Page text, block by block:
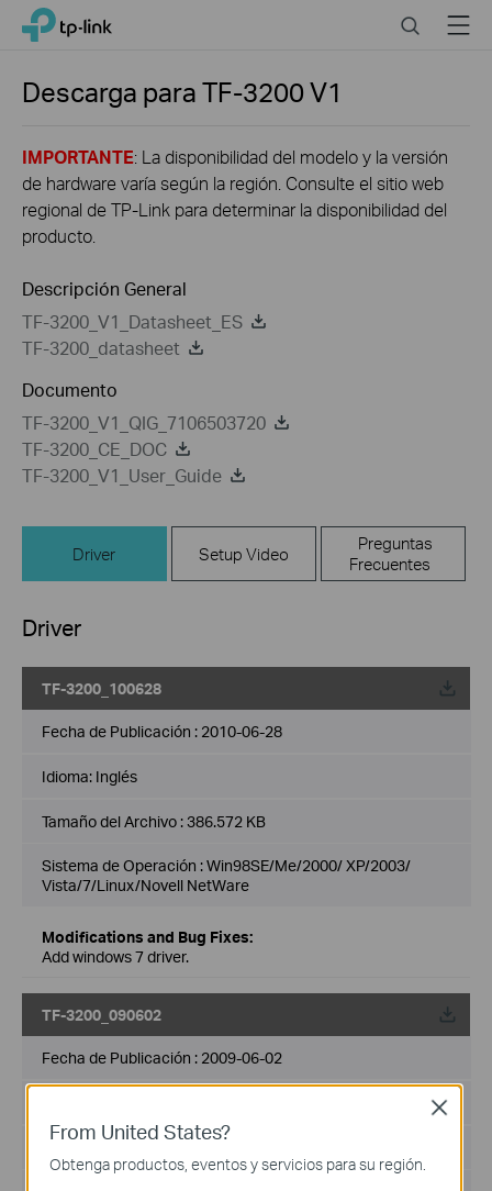
Click
navigation
TP-Link, Reliably Smart SearchMenu
Descarga paraTF-3200V1
IMPORTANTE: La disponibilidad del modelo y la versión
de hardware varía según la región. Consulte el sitio web
regional de TP-Link para determinar la disponibilidad del
producto.
Descripción General
TF-3200_V1_Datasheet_ES
TF-3200_datasheet
Documento
TF-3200_V1_QIG_7106503720
TF-3200_CE_DOC
TF-3200_V1_User_Guide
Driver Setup Video
Preguntas
Frecuentes
Driver
TF-3200_100628
Fecha de Publicación : 2010-06-28
Idioma: Inglés
Tamaño del Archivo :386.572 KB
Sistema de Operación : Win98SE/Me/2000/ XP/2003/
Vista/7/Linux/Novell NetWare
Modifications and Bug Fixes:
Add windows 7 driver.
TF-3200_090602
Fecha de Publicación : 2009-06-02
From United States?
Obtenga productos, eventos y servicios para su región.
Close